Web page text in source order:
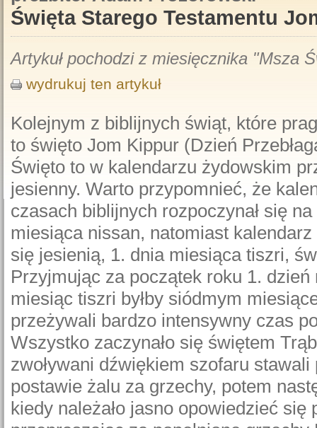
Święta Starego Testamentu
Artykuł pochodzi z miesięcznika "Msza
wydrukuj ten artykuł
Kolejnym z biblijnych świąt, które
to święto Jom Kippur (Dzień
Święto to w kalendarzu żydowskim
jesienny. Warto przypomnieć, że
czasach biblijnych rozpoczynał się
miesiąca nissan, natomiast kalendarz
się jesienią, 1. dnia miesiąca tiszri,
Przyjmując za początek roku 1.
miesiąc tiszri byłby siódmym
przeżywali bardzo intensywny czas
Wszystko zaczynało się świętem
zwoływani dźwiękiem szofaru
postawie żalu za grzechy, potem
kiedy należało jasno opowiedzieć się